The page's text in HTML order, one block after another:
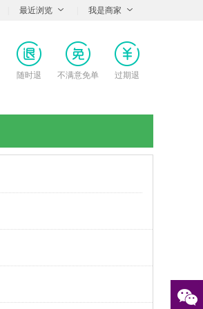
最近浏览 我是商家
随时退 不满意免单 过期退